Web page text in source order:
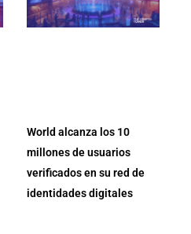
World alcanza los 10
millones de usuarios
verificados en su red de
identidades digitales